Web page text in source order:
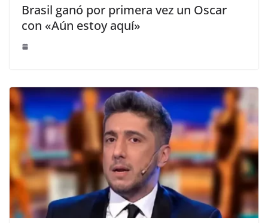
Brasil ganó por primera vez un Oscar
con «Aún estoy aquí»